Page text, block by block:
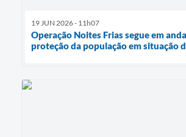
19 JUN 2026 - 11h07
Operação Noites Frias segue em
proteção da população em situação